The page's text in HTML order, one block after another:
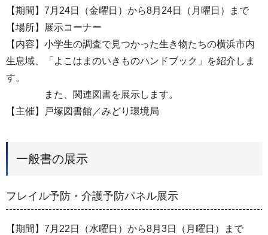
【期間】7月24日（金曜日）から8月24日（月曜日）まで
【場所】展示コーナー
【内容】小学生の調査で見つかった生き物たちの横浜市内
生息域、「よこはまのいきものハンドブック」を紹介しま
す。
また、関連図書を展示します。
【主催】戸塚図書館／みどり環境局
一般書の展示
フレイル予防・介護予防パネル展示
【期間】7月22日（水曜日）から8月3日（月曜日）まで